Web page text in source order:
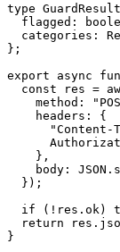
type
flagged:
categories:
};
export async
const res =
method:
    headers: {
"Content-
    },
body:
  });
if (!res.ok)
return